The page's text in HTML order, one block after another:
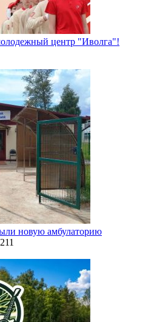
центр "Иволга"!
новую амбулаторию
211